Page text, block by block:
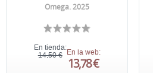
Omega. 2025
En tienda:
14,50 € En la web:
13,78 €